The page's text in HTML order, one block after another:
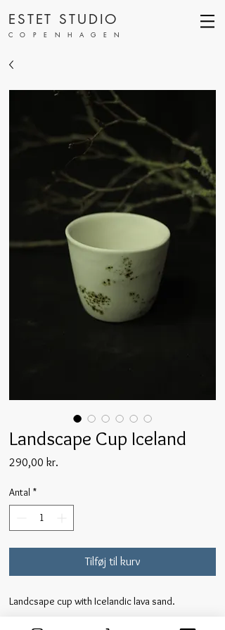
ESTET STUDIO
COPENHAGEN
Landscape Cup Iceland
290,00 kr.
Antal *
Tilføj til kurv
Landcsape cup with Icelandic lava sand.